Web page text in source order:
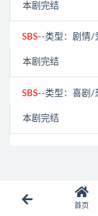
本剧完结
SBS--类型：剧情/
本剧完结
SBS--类型：喜剧/
本剧完结
首页